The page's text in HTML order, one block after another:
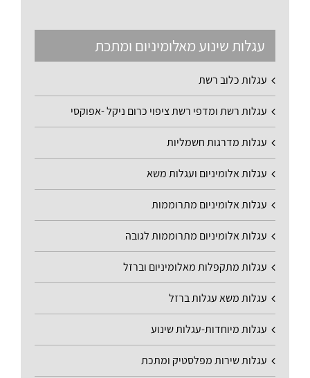
עגלות שינוע מאלומיניום ומתכת
עגלות כלוב רשת
עגלות רשת ומדפי רשת ציפוי כרום ניקל -אפוקסי
עגלות מדרגות חשמליות
עגלות אלומיניום ועגלות משא
עגלות אלומיניום מתרוממות
עגלות אלומיניום מתרוממות לגובה
עגלות מתקפלות מאלומיניום וברזל
עגלות משא עגלות ברזל
עגלות מיוחדות-עגלות שינוע
עגלות שירות מפלסטיק ומתכת